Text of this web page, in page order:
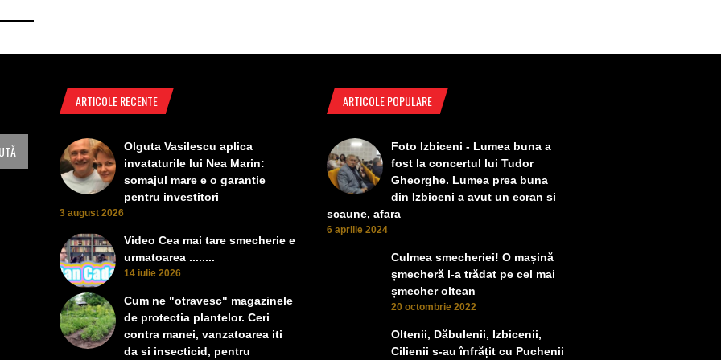
ARTICOLE RECENTE
Olguta Vasilescu aplica
invataturile lui Nea Marin:
somajul mare e o garantie
pentru investitori
3 august 2026
Video Cea mai tare smecherie e
urmatoarea ........
14 iulie 2026
Cum ne "otravesc" magazinele
de protectia plantelor. Ceri
contra manei, vanzatoarea iti
da si insecticid, pentru
ARTICOLE POPULARE
Foto Izbiceni - Lumea buna a
fost la concertul lui Tudor
Gheorghe. Lumea prea buna
din Izbiceni a avut un ecran si
scaune, afara
6 aprilie 2024
Culmea smecheriei! O mașină
șmecheră l-a trădat pe cel mai
șmecher oltean
20 octombrie 2022
Oltenii, Dăbulenii, Izbicenii,
Cilienii s-au înfrățit cu Puchenii